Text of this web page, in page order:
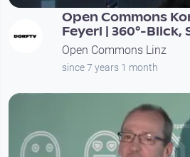
Open Commons
Feyerl | 360°-Blick,
Open Commons Linz
since 7 years 1 month